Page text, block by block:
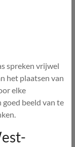
spreken vrijwel
het plaatsen van
elke
beeld van te